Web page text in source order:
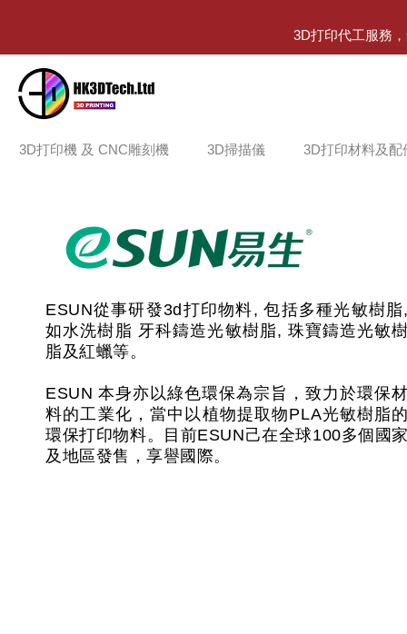
3D打印代工服務
3D打印機 及 CNC雕刻機 3D掃描儀 3D打印材料及配
ESUN從事研發3d打印物料, 包括多種光敏樹脂
如水洗樹脂 牙科鑄造光敏樹脂, 珠寶鑄造光敏
脂及紅蠟等。
ESUN 本身亦以綠色環保為宗旨，致力於環保
料的工業化，當中以植物提取物PLA光敏樹脂
環保打印物料。目前ESUN己在全球100多個國
及地區發售，享譽國際。